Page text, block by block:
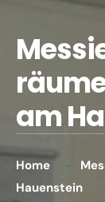
am
Home
Hauenstein